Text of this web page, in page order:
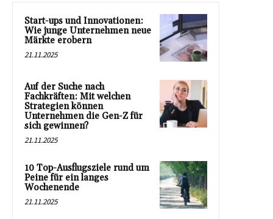
Start-ups und Innovationen:
Wie junge Unternehmen neue
Märkte erobern
21.11.2025
Auf der Suche nach
Fachkräften: Mit welchen
Strategien können
Unternehmen die Gen-Z für
sich gewinnen?
21.11.2025
10 Top-Ausflugsziele rund um
Peine für ein langes
Wochenende
21.11.2025